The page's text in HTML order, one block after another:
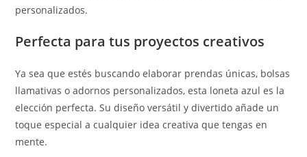
personalizados.
Perfecta para tus proyectos creativos
Ya sea que estés buscando elaborar prendas únicas, bolsas
llamativas o adornos personalizados, esta loneta azul es la
elección perfecta. Su diseño versátil y divertido añade un
toque especial a cualquier idea creativa que tengas en
mente.